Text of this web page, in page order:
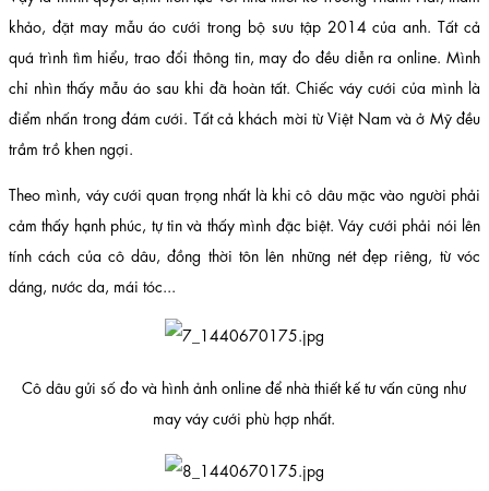
khảo, đặt may mẫu áo cưới trong bộ sưu tập 2014 của anh. Tất cả
quá trình tìm hiểu, trao đổi thông tin, may đo đều diễn ra online. Mình
chỉ nhìn thấy mẫu áo sau khi đã hoàn tất. Chiếc váy cưới của mình là
điểm nhấn trong đám cưới. Tất cả khách mời từ Việt Nam và ở Mỹ đều
trầm trồ khen ngợi.
Theo mình, váy cưới quan trọng nhất là khi cô dâu mặc vào người phải
cảm thấy hạnh phúc, tự tin và thấy mình đặc biệt. Váy cưới phải nói lên
tính cách của cô dâu, đồng thời tôn lên những nét đẹp riêng, từ vóc
dáng, nước da, mái tóc...
Cô dâu gửi số đo và hình ảnh online để nhà thiết kế tư vấn cũng như
may váy cưới phù hợp nhất.